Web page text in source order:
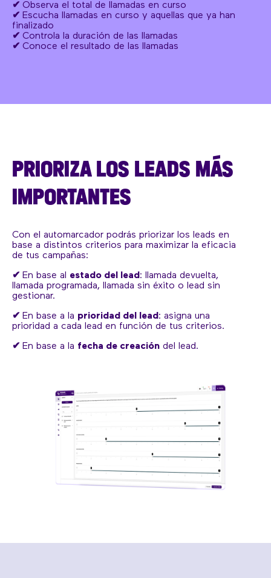
✔ Observa el total de llamadas en curso
✔ Escucha llamadas en curso y aquellas que ya han
finalizado
✔ Controla la duración de las llamadas
✔ Conoce el resultado de las llamadas
PRIORIZA LOS LEADS MÁS
IMPORTANTES
Con el automarcador podrás priorizar los leads en
base a distintos criterios para maximizar la eficacia
de tus campañas:
✔ En base al estado del lead : llamada devuelta,
llamada programada, llamada sin éxito o lead sin
gestionar.
✔ En base a la prioridad del lead : asigna una
prioridad a cada lead en función de tus criterios.
✔ En base a la fecha de creación del lead.